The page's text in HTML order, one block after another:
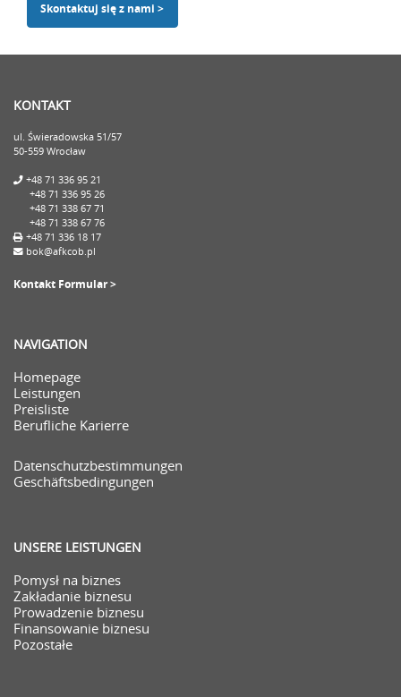
Skontaktuj się z nami >
KONTAKT
ul. Świeradowska 51/57
50-559 Wrocław
+48 71 336 95 21
+48 71 336 95 26
+48 71 338 67 71
+48 71 338 67 76
+48 71 336 18 17
bok@afkcob.pl
Kontakt Formular >
NAVIGATION
Homepage
Leistungen
Preisliste
Berufliche Karierre
Datenschutzbestimmungen
Geschäftsbedingungen
UNSERE LEISTUNGEN
Pomysł na biznes
Zakładanie biznesu
Prowadzenie biznesu
Finansowanie biznesu
Pozostałe